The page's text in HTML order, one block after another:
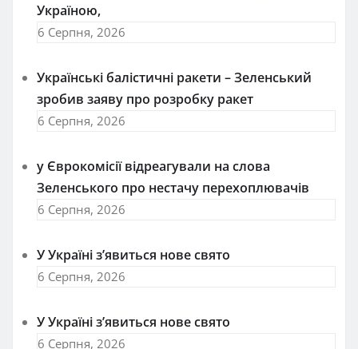
Україною,
6 Серпня, 2026
Українські балістичні ракети – Зеленський
зробив заяву про розробку ракет
6 Серпня, 2026
у Єврокомісії відреагували на слова
Зеленського про нестачу перехоплювачів
6 Серпня, 2026
У Україні з’явиться нове свято
6 Серпня, 2026
У Україні з’явиться нове свято
6 Серпня, 2026